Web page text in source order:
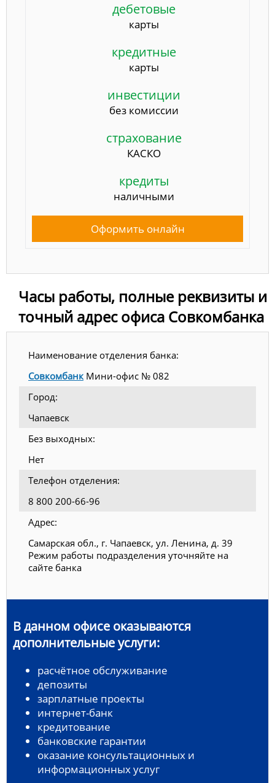
дебетовые
карты
кредитные
карты
инвестиции
без комиссии
страхование
КАСКО
кредиты
наличными
Оформить онлайн
Часы работы, полные реквизиты и
точный адрес офиса Совкомбанка
Наименование отделения банка:
СовкомбанкМини-офис № 082
Город:
Чапаевск
Без выходных:
Нет
Телефон отделения:
8 800 200-66-96
Адрес:
Самарская обл., г. Чапаевск, ул. Ленина, д. 39
Режим работы подразделения уточняйте на
сайте банка
В данном офисе оказываются
дополнительные услуги:
расчётное обслуживание
депозиты
зарплатные проекты
интернет-банк
кредитование
банковские гарантии
оказание консультационных и
информационных услуг